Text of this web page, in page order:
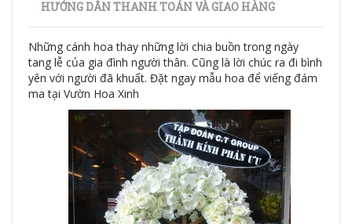
HƯỚNG DẪN THANH TOÁN VÀ GIAO HÀNG
Những cánh hoa thay những lời chia buồn trong ngày
tang lễ của gia đình người thân. Cũng là lời chúc ra đi bình
yên với người đã khuất. Đặt ngay mẫu hoa để viếng đám
ma tại Vườn Hoa Xinh